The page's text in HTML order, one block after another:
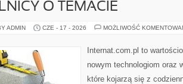
O TEMACIE
ADMIN CZE - 17 - 2026 MOŻLIWOŚĆ
Internat.com.pl to
nowym technologiom oraz
które kojarzą się z